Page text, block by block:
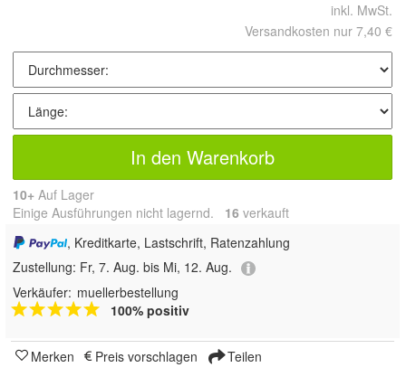
inkl. MwSt.
Versandkosten nur 7,40 €
In den Warenkorb
10+ Auf Lager
Einige Ausführungen nicht lagernd. 16 verkauft
, Kreditkarte, Lastschrift, Ratenzahlung
Zustellung: Fr, 7. Aug. bis Mi, 12. Aug.
Verkäufer: muellerbestellung
100% positiv
Merken Preis vorschlagen Teilen